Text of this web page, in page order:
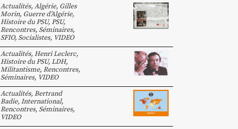
Actualités, Algérie, Gilles
Morin, Guerre d’Algérie,
Histoire du PSU, PSU,
Rencontres, Séminaires,
SFIO, Socialistes, VIDEO
Actualités, Henri Leclerc,
Histoire du PSU, LDH,
Militantisme, Rencontres,
Séminaires, VIDEO
Actualités, Bertrand
Badie, International,
Rencontres, Séminaires,
VIDEO